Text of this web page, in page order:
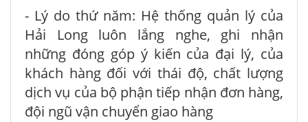
- Lý do thứ năm: Hệ thống quản lý của
Hải Long luôn lắng nghe, ghi nhận
những đóng góp ý kiến của đại lý, của
khách hàng đối với thái độ, chất lượng
dịch vụ của bộ phận tiếp nhận đơn hàng,
đội ngũ vận chuyển giao hàng